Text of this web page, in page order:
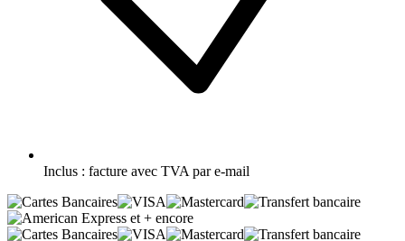
Inclus : facture avec TVA par e-mail
et + encore